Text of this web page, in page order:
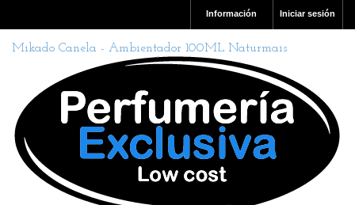
Iniciar sesión
Información
Mikado Canela - Ambientador 100ML Naturmais